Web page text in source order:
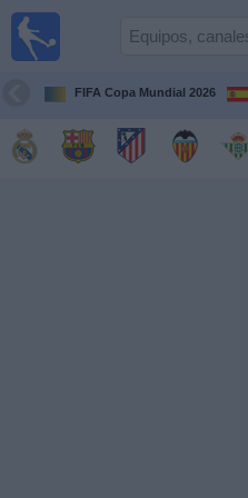
FIFA Copa Mundial 2026
Guía de
Televisados